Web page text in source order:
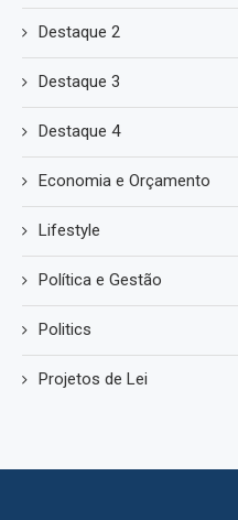
Destaque 2
Destaque 3
Destaque 4
Economia e Orçamento
Lifestyle
Política e Gestão
Politics
Projetos de Lei